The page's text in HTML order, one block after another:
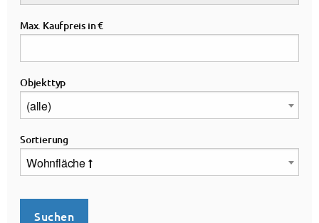
Max. Kaufpreis in €
Objekttyp
(alle)
Sortierung
Wohnfläche